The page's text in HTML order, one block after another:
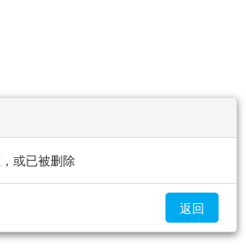
或已被删除
返回